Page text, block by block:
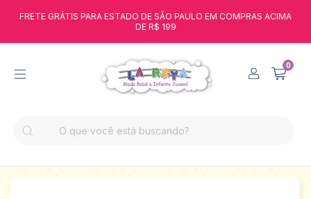
FRETE GRÁTIS PARA ESTADO DE SÃO PAULO EM COMPRAS ACIMA
DE R$ 199
0